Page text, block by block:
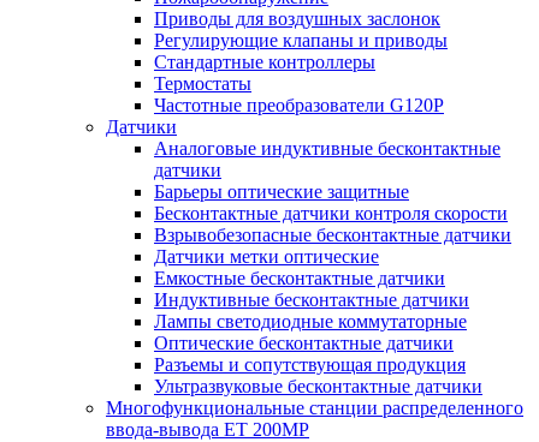
Приводы для воздушных заслонок
Регулирующие клапаны и приводы
Стандартные контроллеры
Термостаты
Частотные преобразователи G120P
Датчики
Аналоговые индуктивные бесконтактные
датчики
Барьеры оптические защитные
Бесконтактные датчики контроля скорости
Взрывобезопасные бесконтактные датчики
Датчики метки оптические
Емкостные бесконтактные датчики
Индуктивные бесконтактные датчики
Лампы светодиодные коммутаторные
Оптические бесконтактные датчики
Разъемы и сопутствующая продукция
Ультразвуковые бесконтактные датчики
Многофункциональные станции распределенного
ввода-вывода ET 200MP